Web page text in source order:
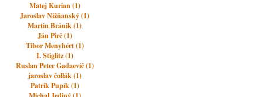
Matej Kurian (1)
Jaroslav Nižňanský (1)
Martin Bránik (1)
Ján Pirč (1)
Tibor Menyhért (1)
I. Stiglitz (1)
Ruslan Peter Gadaevič (1)
jaroslav čollák (1)
Patrik Pupík (1)